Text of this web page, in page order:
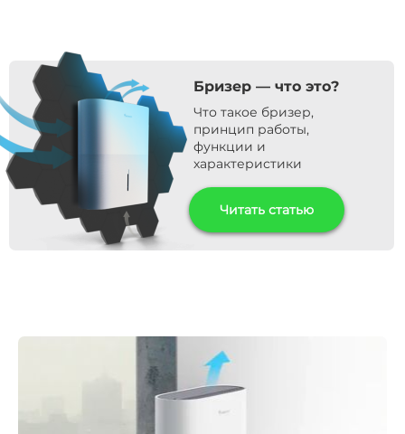
Бризер — что это?
Что такое бризер,
принцип работы,
функции и
характеристики
Читать статью